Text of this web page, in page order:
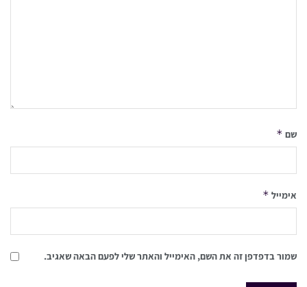
שם *
אימייל *
שמור בדפדפן זה את השם, האימייל והאתר שלי לפעם הבאה שאגיב.